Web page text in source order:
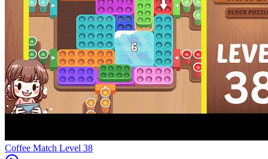
Level 38